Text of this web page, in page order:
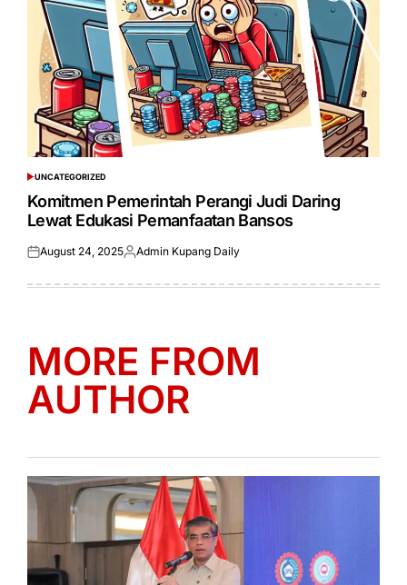
POSTED
IN
UNCATEGORIZED
Komitmen Pemerintah Perangi Judi Daring
Lewat Edukasi Pemanfaatan Bansos
Posted
August 24, 2025Posted
Admin Kupang Daily
MORE FROM
AUTHOR